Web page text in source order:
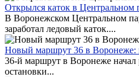
Открылся каток в
В Воронежском Центральном
заработал ледовый каток....
Новый маршрут 36 в Воронеже:
36-й маршрут в Воронеже начал
остановки...